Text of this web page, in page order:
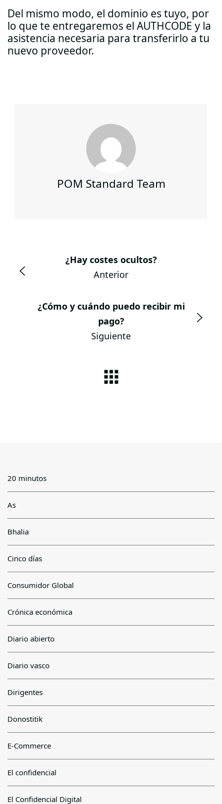
Del mismo modo, el dominio es tuyo, por
lo que te entregaremos el AUTHCODE y la
asistencia necesaria para transferirlo a tu
nuevo proveedor.
POM Standard Team
¿Hay costes ocultos?
Anterior
¿Cómo y cuándo puedo recibir mi
pago?
Siguiente
20 minutos
As
Bhalia
Cinco días
Consumidor Global
Crónica económica
Diario abierto
Diario vasco
Dirigentes
Donostitik
E-Commerce
El confidencial
El Confidencial Digital